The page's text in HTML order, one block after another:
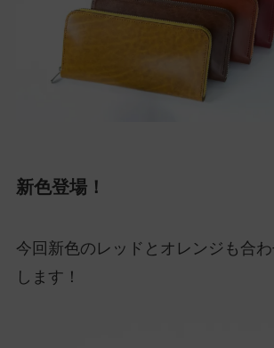
新色登場！
今回新色のレッドとオレンジも合
します！